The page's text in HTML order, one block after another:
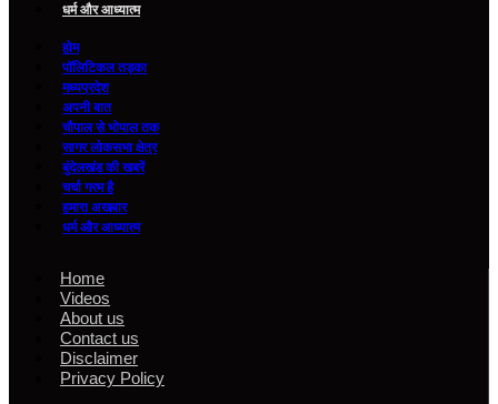
धर्म और आध्यात्म
होम
पॉलिटिकल तड़का
मध्यप्रदेश
अपनी बात
चौपाल से भोपाल तक
सागर लोकसभा क्षेत्र
बुंदेलखंड की खबरें
चर्चा गरम है
हमारा अखबार
धर्म और आध्यात्म
Home
Videos
About us
Contact us
Disclaimer
Privacy Policy